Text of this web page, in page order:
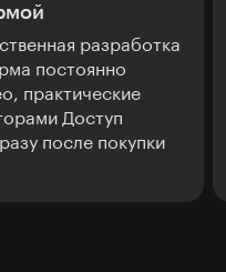
разработка
постоянно
практические
Доступ
после покупки